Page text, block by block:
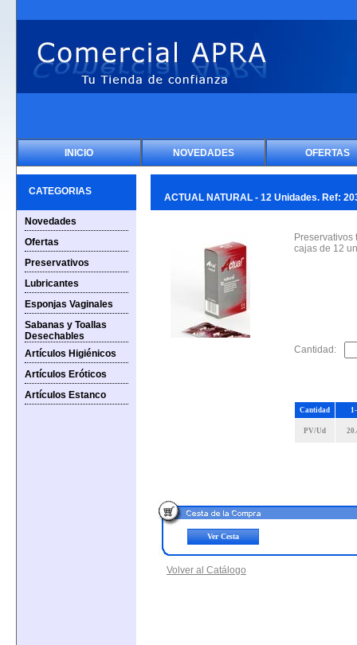
INICIO NOVEDADES OFERTAS
CATEGORIAS
Novedades
Ofertas
Preservativos
Lubricantes
Esponjas Vaginales
Sabanas y Toallas
Desechables
Artículos Higiénicos
Artículos Eróticos
Artículos Estanco
ACTUAL NATURAL - 12 Unidades. Ref:
Preservativos
cajas de 12
Cantidad
PV/Ud
Cantidad:
Ver Cesta
Volver al Catálogo